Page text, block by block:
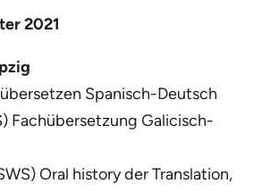
2021
Spanisch-Deutsch
Fachübersetzung Galicisch-
Oral history der Translation,